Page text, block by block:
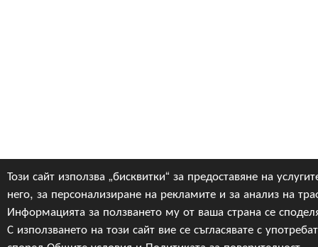
Този сайт използва „бисквитки“ за предоставяне на
него, за персонализиране на рекламите и за анализ на
Информацията за ползването му от ваша страна се
С използването на този сайт вие се съгласявате с